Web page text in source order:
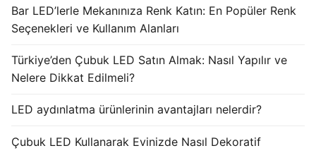
Bar LED’lerle Mekanınıza Renk Katın: En Popüler Renk
Seçenekleri ve Kullanım Alanları
Türkiye’den Çubuk LED Satın Almak: Nasıl Yapılır ve
Nelere Dikkat Edilmeli?
LED aydınlatma ürünlerinin avantajları nelerdir?
Çubuk LED Kullanarak Evinizde Nasıl Dekoratif